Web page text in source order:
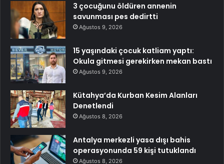
3 çocuğunu öldüren annenin
savunması pes dedirtti
Ağustos 9, 2026
15 yaşındaki çocuk katliam yaptı:
Okula gitmesi gerekirken mekan bastı
Ağustos 9, 2026
Kütahya’da Kurban Kesim Alanları
Denetlendi
Ağustos 8, 2026
Antalya merkezli yasa dışı bahis
operasyonunda 59 kişi tutuklandı
Ağustos 8, 2026